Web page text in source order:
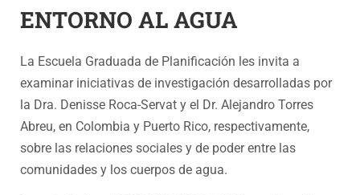
ENTORNO AL AGUA
La Escuela Graduada de Planificación les invita a
examinar iniciativas de investigación desarrolladas por
la Dra. Denisse Roca-Servat y el Dr. Alejandro Torres
Abreu, en Colombia y Puerto Rico, respectivamente,
sobre las relaciones sociales y de poder entre las
comunidades y los cuerpos de agua.